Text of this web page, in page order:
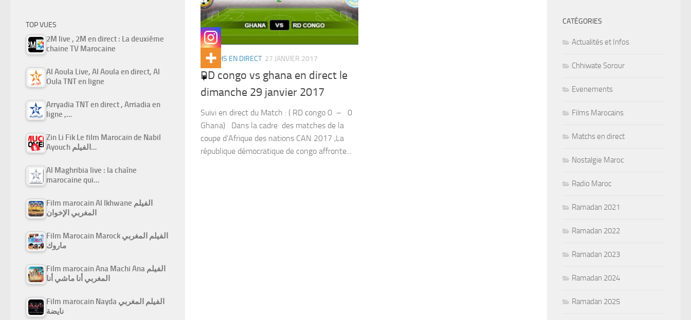
MATCHS EN DIRECT 27 JANVIER 2017
RD congo vs ghana en direct le
dimanche 29 janvier 2017
Suivi en direct du Match : ( RD congo 0 – 0
Ghana) Dans la cadre des matches de la
coupe d’Afrique des nations CAN 2017 ,La
république démocratique de congo affronte...
TOP VUES
2M live , 2M en direct : La deuxième
chaine TV Marocaine
Al Aoula Live, Al Aoula en direct, Al
Oula TNT en ligne
Arryadia TNT en direct , Arriadia en
ligne ,…
Zin Li Fik Le film Marocain de Nabil
Ayouch الفيلم…
Al Maghribia live : la chaîne
marocaine qui…
Film marocain Al Ikhwane الفيلم
المغربي الإخوان
Film Marocain Marock الفيلم المغربي
ماروك
Film marocain Ana Machi Ana الفيلم
المغربي أنا ماشي أنا
Film marocain Nayda الفيلم المغربي
نايضة
CATÉGORIES
Actualités et Infos
Chhiwate Sorour
Evenements
Films Marocains
Matchs en direct
Nostalgie Maroc
Radio Maroc
Ramadan 2021
Ramadan 2022
Ramadan 2023
Ramadan 2024
Ramadan 2025